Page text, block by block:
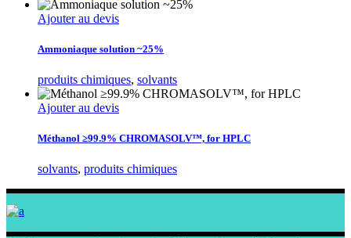
Ajouter au devis
Ammoniaque solution ~25%
produits chimiques, solvants
Ajouter au devis
Méthanol ≥99.9% CHROMASOLV™, for HPLC
solvants, produits chimiques